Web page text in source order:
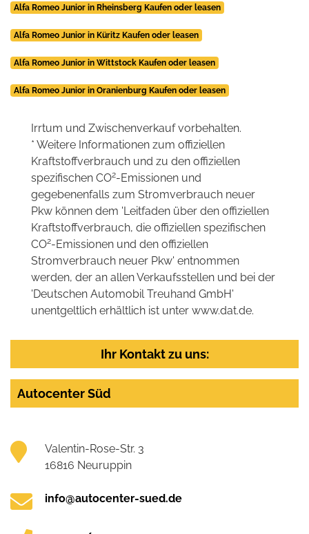
Alfa Romeo Junior in Rheinsberg Kaufen oder leasen
Alfa Romeo Junior in Küritz Kaufen oder leasen
Alfa Romeo Junior in Wittstock Kaufen oder leasen
Alfa Romeo Junior in Oranienburg Kaufen oder leasen
Irrtum und Zwischenverkauf vorbehalten.
* Weitere Informationen zum offiziellen
Kraftstoffverbrauch und zu den offiziellen
spezifischen CO2-Emissionen und
gegebenenfalls zum Stromverbrauch neuer
Pkw können dem 'Leitfaden über den offiziellen
Kraftstoffverbrauch, die offiziellen spezifischen
CO2-Emissionen und den offiziellen
Stromverbrauch neuer Pkw' entnommen
werden, der an allen Verkaufsstellen und bei der
'Deutschen Automobil Treuhand GmbH'
unentgeltlich erhältlich ist unter www.dat.de.
Ihr Kontakt zu uns:
Autocenter Süd
Valentin-Rose-Str. 3
16816 Neuruppin
info@autocenter-sued.de